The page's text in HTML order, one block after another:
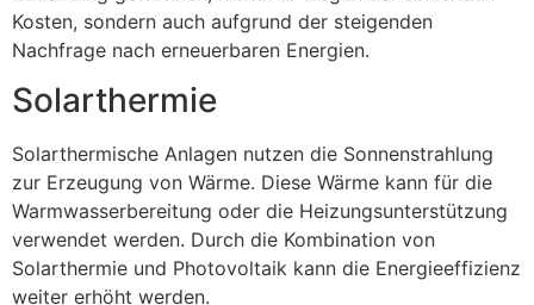
Kosten, sondern auch aufgrund der steigenden
Nachfrage nach erneuerbaren Energien.
Solarthermie
Solarthermische Anlagen nutzen die Sonnenstrahlung
zur Erzeugung von Wärme. Diese Wärme kann für die
Warmwasserbereitung oder die Heizungsunterstützung
verwendet werden. Durch die Kombination von
Solarthermie und Photovoltaik kann die Energieeffizienz
weiter erhöht werden.